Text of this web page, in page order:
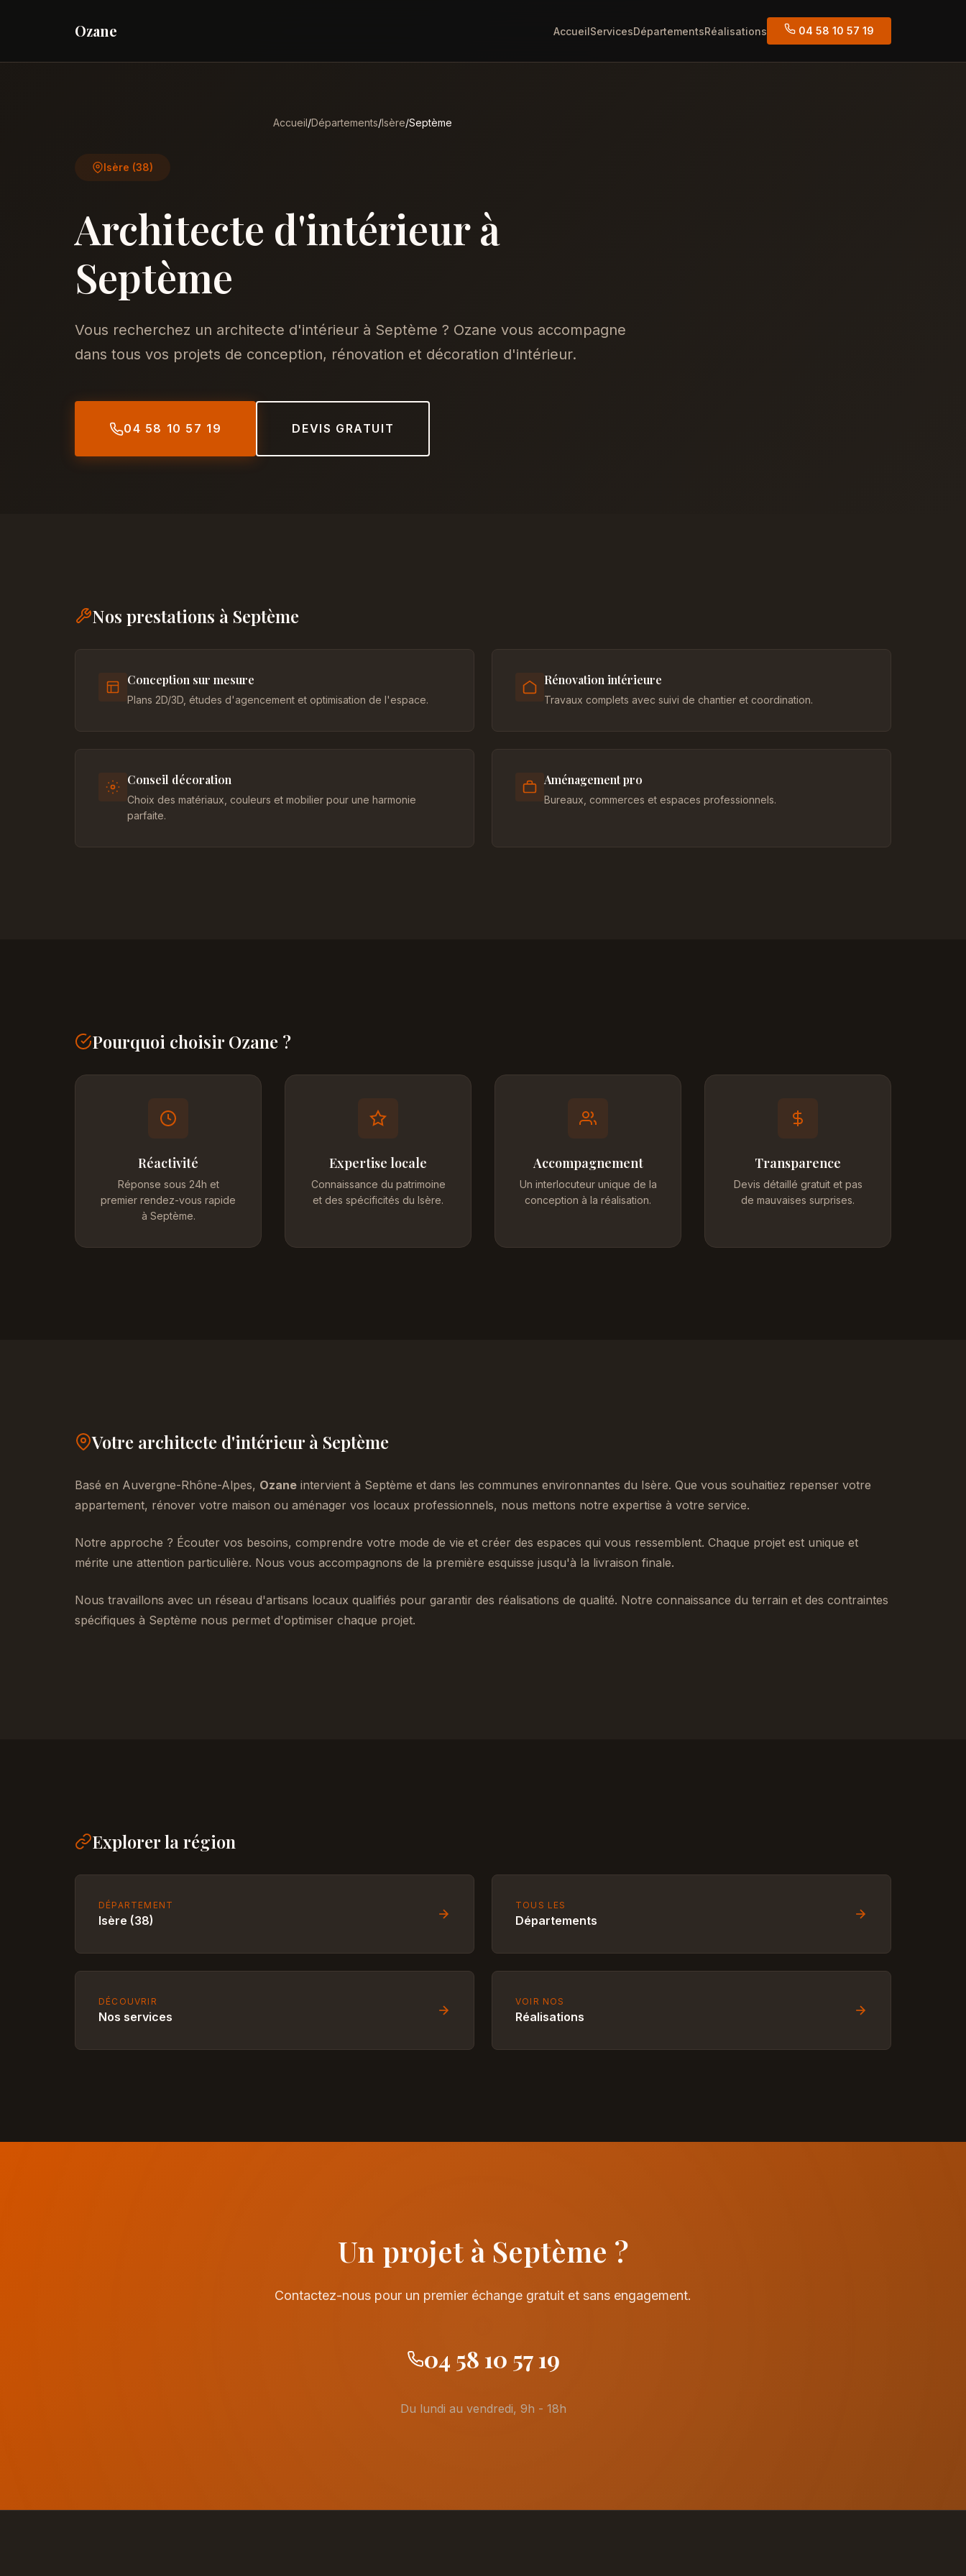
Ozane AccueilServicesDépartementsRéalisations 04 58 10 57 19
Accueil/Départements/Isère/Septème
Isère (38)
Architecte d'intérieur à
Septème
Vous recherchez un architecte d'intérieur à Septème ? Ozane vous accompagne
dans tous vos projets de conception, rénovation et décoration d'intérieur.
04 58 10 57 19 DEVIS GRATUIT
Nos prestations à Septème
Conception sur mesure
Plans 2D/3D, études d'agencement et optimisation de l'espace.
Rénovation intérieure
Travaux complets avec suivi de chantier et coordination.
Conseil décoration
Choix des matériaux, couleurs et mobilier pour une harmonie
parfaite.
Aménagement pro
Bureaux, commerces et espaces professionnels.
Pourquoi choisir Ozane ?
Réactivité
Réponse sous 24h et
premier rendez-vous rapide
à Septème.
Expertise locale
Connaissance du patrimoine
et des spécificités du Isère.
Accompagnement
Un interlocuteur unique de la
conception à la réalisation.
Transparence
Devis détaillé gratuit et pas
de mauvaises surprises.
Votre architecte d'intérieur à Septème
Basé en Auvergne-Rhône-Alpes, Ozane intervient à Septème et dans les communes environnantes du Isère. Que vous souhaitiez repenser votre
appartement, rénover votre maison ou aménager vos locaux professionnels, nous mettons notre expertise à votre service.
Notre approche ? Écouter vos besoins, comprendre votre mode de vie et créer des espaces qui vous ressemblent. Chaque projet est unique et
mérite une attention particulière. Nous vous accompagnons de la première esquisse jusqu'à la livraison finale.
Nous travaillons avec un réseau d'artisans locaux qualifiés pour garantir des réalisations de qualité. Notre connaissance du terrain et des contraintes
spécifiques à Septème nous permet d'optimiser chaque projet.
Explorer la région
DÉPARTEMENT
Isère (38)
TOUS LES
Départements
DÉCOUVRIR
Nos services
VOIR NOS
Réalisations
Un projet à Septème ?
Contactez-nous pour un premier échange gratuit et sans engagement.
04 58 10 57 19
Du lundi au vendredi, 9h - 18h